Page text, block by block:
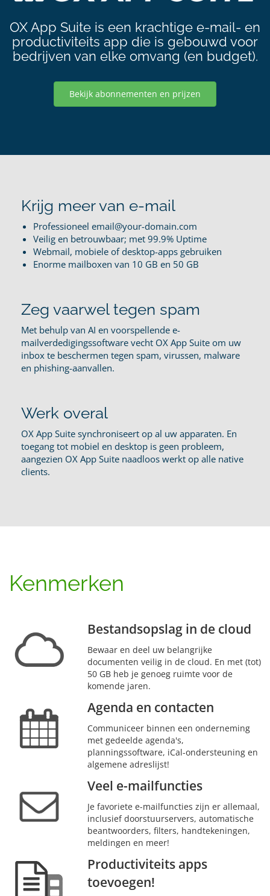
OX App Suite is een krachtige e-mail- en
productiviteits app die is gebouwd voor
bedrijven van elke omvang (en budget).
Bekijk abonnementen en prijzen
Krijg meer van e-mail
Professioneel email@your-domain.com
Veilig en betrouwbaar; met 99.9% Uptime
Webmail, mobiele of desktop-apps gebruiken
Enorme mailboxen van 10 GB en 50 GB
Zeg vaarwel tegen spam
Met behulp van AI en voorspellende e-
mailverdedigingssoftware vecht OX App Suite om uw
inbox te beschermen tegen spam, virussen, malware
en phishing-aanvallen.
Werk overal
OX App Suite synchroniseert op al uw apparaten. En
toegang tot mobiel en desktop is geen probleem,
aangezien OX App Suite naadloos werkt op alle native
clients.
Kenmerken
Bestandsopslag in de cloud
Bewaar en deel uw belangrijke
documenten veilig in de cloud. En met (tot)
50 GB heb je genoeg ruimte voor de
komende jaren.
Agenda en contacten
Communiceer binnen een onderneming
met gedeelde agenda's,
planningssoftware, iCal-ondersteuning en
algemene adreslijst!
Veel e-mailfuncties
Je favoriete e-mailfuncties zijn er allemaal,
inclusief doorstuurservers, automatische
beantwoorders, filters, handtekeningen,
meldingen en meer!
Productiviteits apps
toevoegen!